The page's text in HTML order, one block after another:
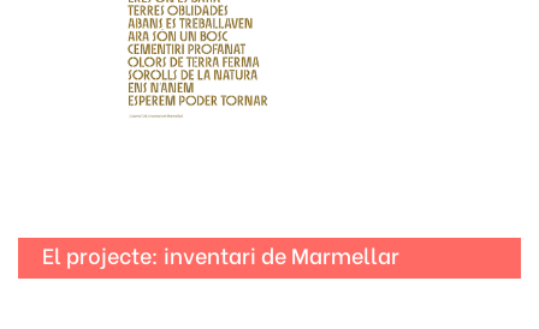
El projecte: inventari de Marmellar